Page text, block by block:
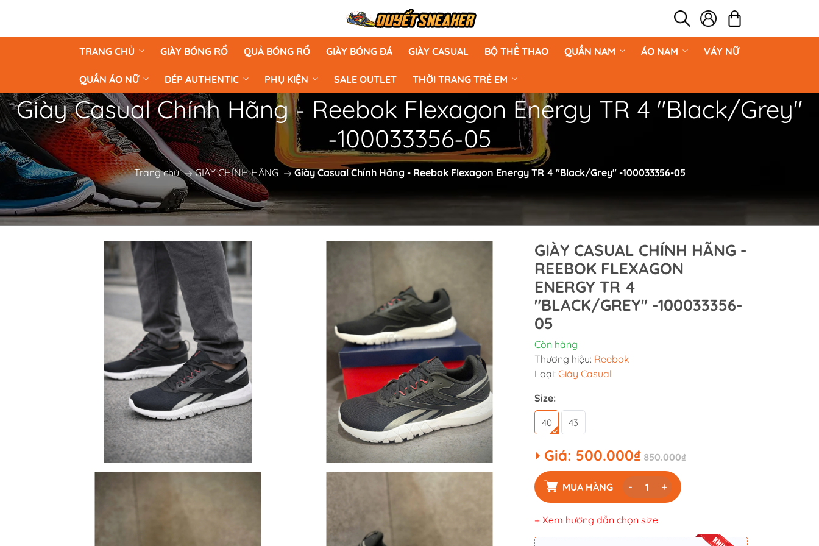
TRANG CHỦ GIÀY BÓNG RỔ QUẢ BÓNG RỔ GIÀY BÓNG ĐÁ GIÀY CASUAL BỘ THỂ THAO QUẦN NAM ÁO NAM VÁY NỮ
QUẦN ÁO NỮ DÉP AUTHENTIC PHỤ KIỆN SALE OUTLET THỜI TRANG TRẺ EM
Giày Casual Chính Hãng - Reebok Flexagon Energy TR 4 "Black/Grey"
-100033356-05
Trang chủ GIÀY CHÍNH HÃNG Giày Casual Chính Hãng - Reebok Flexagon Energy TR 4 "Black/Grey" -100033356-05
GIÀY CASUAL CHÍNH HÃNG -
REEBOK FLEXAGON
ENERGY TR 4
"BLACK/GREY" -100033356-
05
Còn hàng
Thương hiệu: Reebok
Loại: Giày Casual
Size:
40 43
Giá: 500.000₫ 850.000₫
MUA HÀNG - +
+ Xem hướng dẫn chọn size